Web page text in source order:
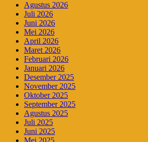
Agustus 2026
Juli 2026
Juni 2026
Mei 2026
April 2026
Maret 2026
Februari 2026
Januari 2026
Desember 2025
November 2025
Oktober 2025
September 2025
Agustus 2025
Juli 2025
Juni 2025